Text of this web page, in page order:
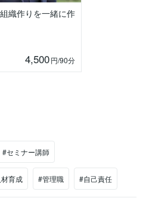
織作りを一緒に作
4,500円/90分
#セミナー講師
育成 #管理職 #自己責任